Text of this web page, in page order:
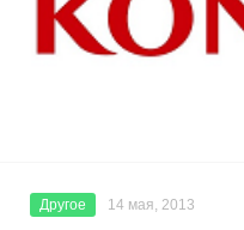
Другое 14 мая, 2013